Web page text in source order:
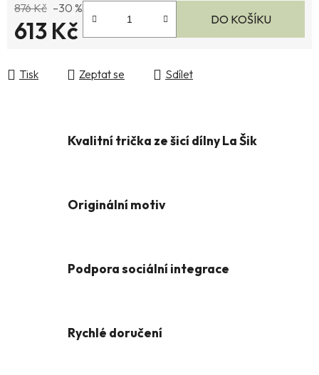
876 Kč –30 %
613 Kč DO KOŠÍKU
Tisk Zeptat se Sdílet
Kvalitní trička ze šicí dílny La Šik
Originální motiv
Podpora sociální integrace
Rychlé doručení